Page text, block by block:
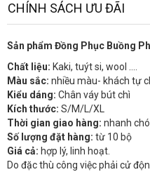
CHÍNH SÁCH ƯU ĐÃI
Sản phẩm Đồng Phục Buồng
Chất liệu: Kaki, tuýt si, wool ….
Màu sắc: nhiều màu- khách tự
Kiểu dáng: Chân váy bút chì
Kích thước: S/M/L/XL
Thời gian giao hàng: nhanh
Số lượng đặt hàng: từ 10 bộ
Giá cả: hợp lý, linh hoạt.
Do đặc thù công việc phải cử